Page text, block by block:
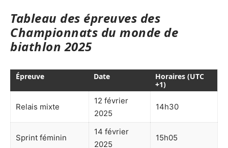
Tableau des épreuves des
Championnats du monde de
biathlon 2025
Épreuve Date
Horaires (UTC
+1)
Relais mixte
12 février
2025
14h30
Sprint féminin
14 février
2025
15h05